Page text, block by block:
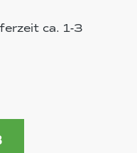
ca. 1-3